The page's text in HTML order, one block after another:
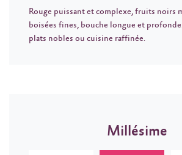
Rouge puissant et complexe, fruits noirs
boisées fines, bouche longue et
plats nobles ou cuisine raffinée.
Millésime